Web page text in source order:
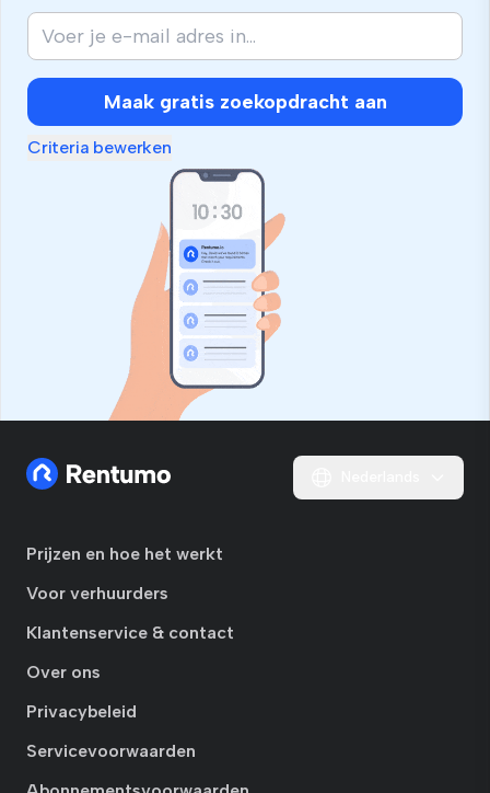
Maak gratis zoekopdracht aan
Criteria bewerken
Prijzen en hoe het werkt
Voor verhuurders
Klantenservice & contact
Over ons
Privacybeleid
Servicevoorwaarden